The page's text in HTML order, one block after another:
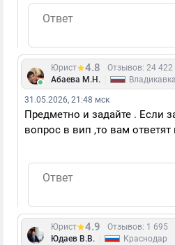
Юрист 4.8
Отзывов: 24 422
Абаева М.Н.
31.05.2026, 21:48 мск
Предметно и задайте . Если
вопрос в вип ,то вам
Юрист 4.9
Отзывов: 1 695
Юдаев В.В.
Краснодар